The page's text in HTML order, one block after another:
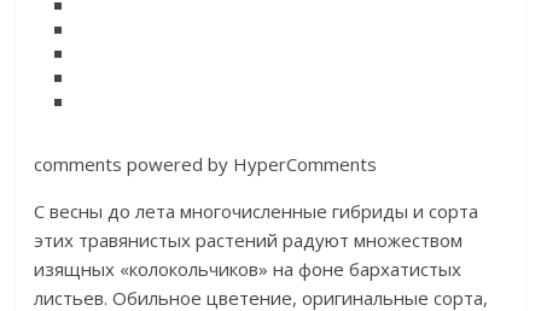
comments powered by HyperComments
С весны до лета многочисленные гибриды и сорта
этих травянистых растений радуют множеством
изящных «колокольчиков» на фоне бархатистых
листьев. Обильное цветение, оригинальные сорта,